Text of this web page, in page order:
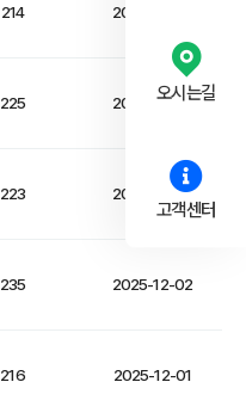
214 2025-12-03
225 2025-12-03
223 2025-12-03
235 2025-12-02
216 2025-12-01
오시는길
고객센터